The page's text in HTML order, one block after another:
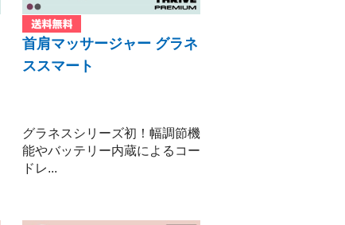
首肩マッサージャー グラネ
ススマート
グラネスシリーズ初！幅調節機
能やバッテリー内蔵によるコー
ドレ...